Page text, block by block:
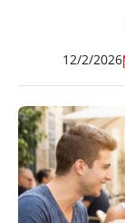
12/2/2026